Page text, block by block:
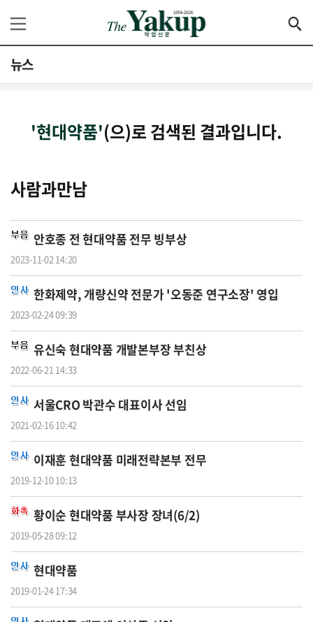
뉴스
'현대약품'(으)로 검색된 결과입니다.
사람과만남
안호종 전현대약품전무 빙부상
2023-11-02 14:20
한화제약, 개량신약 전문가 '오동준 연구소장' 영입
2023-02-24 09:39
유신숙 현대약품 개발본부장 부친상
2022-06-21 14:33
서울CRO 박관수 대표이사 선임
2021-02-16 10:42
이재훈 현대약품 미래전략본부 전무
2019-12-10 10:13
황이순 현대약품 부사장 장녀(6/2)
2019-05-28 09:12
현대약품
2019-01-24 17:34